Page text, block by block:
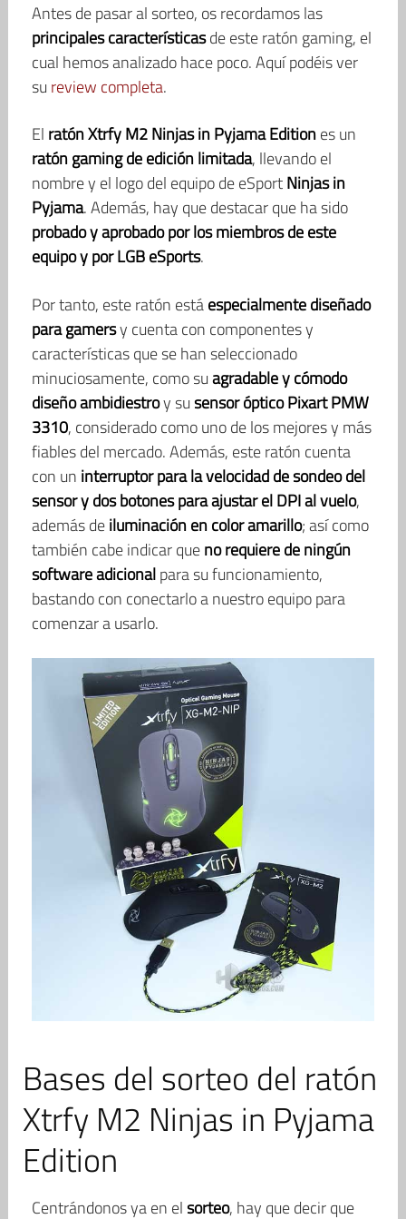
Antes de pasar al sorteo, os recordamos las
principales característicasde este ratón gaming, el
cual hemos analizado hace poco. Aquí podéis ver
su review completa.
El ratón Xtrfy M2 Ninjas in Pyjama Editiones un
ratón gaming de edición limitada, llevando el
nombre y el logo del equipo de eSportNinjas in
Pyjama. Además, hay que destacar que ha sido
probado y aprobado por los miembros de este
equipo y por LGB eSports.
Por tanto, este ratón estáespecialmente diseñado
para gamersy cuenta con componentes y
características que se han seleccionado
minuciosamente, como suagradable y cómodo
diseño ambidiestroy susensor óptico Pixart PMW
3310, considerado como uno de los mejores y más
fiables del mercado. Además, este ratón cuenta
con un interruptor para la velocidad de sondeo del
sensor y dos botones para ajustar el DPI al vuelo,
además deiluminación en color amarillo; así como
también cabe indicar queno requiere de ningún
software adicionalpara su funcionamiento,
bastando con conectarlo a nuestro equipo para
comenzar a usarlo.
Bases del sorteo del ratón
Xtrfy M2 Ninjas in Pyjama
Edition
Centrándonos ya en elsorteo, hay que decir que